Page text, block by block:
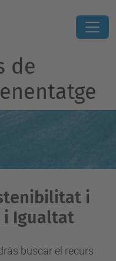
de
i
i Igualtat
buscar el recurs